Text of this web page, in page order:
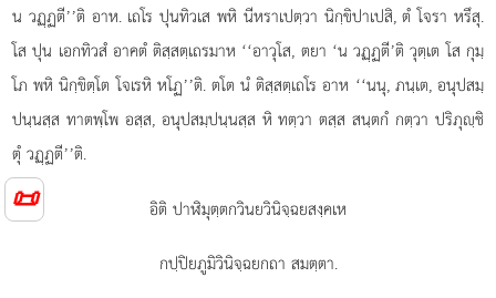
📜
น วฏฺฏตี’’ติ อาห. เถโร ปุนทิวเส พหิ นีหราเปตฺวา นิกฺขิปาเปสิ, ตํ โจรา หรึสุ.
โส ปุน เอกทิวสํ อาคตํ ติสฺสตฺเถรมาห ‘‘อาวุโส, ตยา ‘น วฏฺฏตี’ติ วุตฺเต โส กุมฺ
โภ พหิ นิกฺขิตฺโต โจเรหิ หโฏ’’ติ. ตโต นํ ติสฺสตฺเถโร อาห ‘‘นนุ, ภนฺเต, อนุปสมฺ
ปนฺนสฺส ทาตพฺโพ อสฺส, อนุปสมฺปนฺนสฺส หิ ทตฺวา ตสฺส สนฺตกํ กตฺวา ปริภุฺชิ
ตุํ วฏฺฏตี’’ติ.
อิติ ปาฬิมุตฺตกวินยวินิจฺฉยสงฺคเห
กปฺปิยภูมิวินิจฺฉยกถา สมตฺตา.